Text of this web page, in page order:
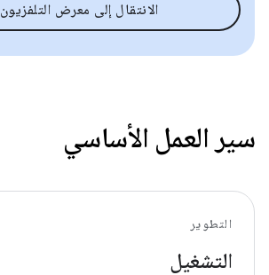
الانتقال إلى معرض التلفزيون
سير العمل الأساسي
التطوير
التشغيل